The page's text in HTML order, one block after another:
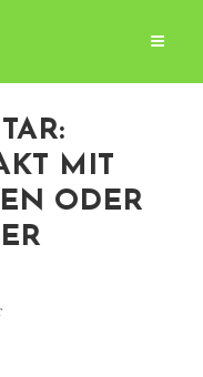
MIT
ODER